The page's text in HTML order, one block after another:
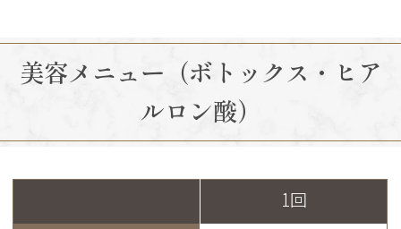
美容メニュー（ボトックス・ヒア
ルロン酸）
1回